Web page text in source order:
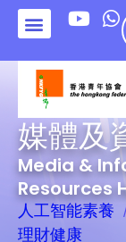
媒體及
Media &
Resources
人工智能素養
理財健康